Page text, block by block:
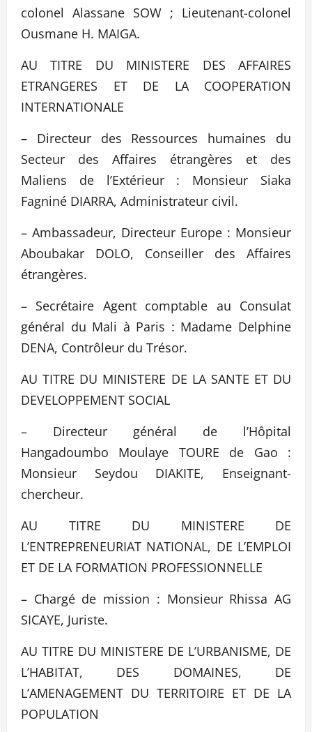
colonel Alassane SOW ; Lieutenant-colonel
Ousmane H. MAIGA.
AU TITRE DU MINISTERE DES AFFAIRES
ETRANGERES ET DE LA COOPERATION
INTERNATIONALE
– Directeur des Ressources humaines du
Secteur des Affaires étrangères et des
Maliens de l’Extérieur : Monsieur Siaka
Fagniné DIARRA, Administrateur civil.
– Ambassadeur, Directeur Europe : Monsieur
Aboubakar DOLO, Conseiller des Affaires
étrangères.
– Secrétaire Agent comptable au Consulat
général du Mali à Paris : Madame Delphine
DENA, Contrôleur du Trésor.
AU TITRE DU MINISTERE DE LA SANTE ET DU
DEVELOPPEMENT SOCIAL
– Directeur général de l’Hôpital
Hangadoumbo Moulaye TOURE de Gao :
Monsieur Seydou DIAKITE, Enseignant-
chercheur.
AU TITRE DU MINISTERE DE
L’ENTREPRENEURIAT NATIONAL, DE L’EMPLOI
ET DE LA FORMATION PROFESSIONNELLE
– Chargé de mission : Monsieur Rhissa AG
SICAYE, Juriste.
AU TITRE DU MINISTERE DE L’URBANISME, DE
L’HABITAT, DES DOMAINES, DE
L’AMENAGEMENT DU TERRITOIRE ET DE LA
POPULATION